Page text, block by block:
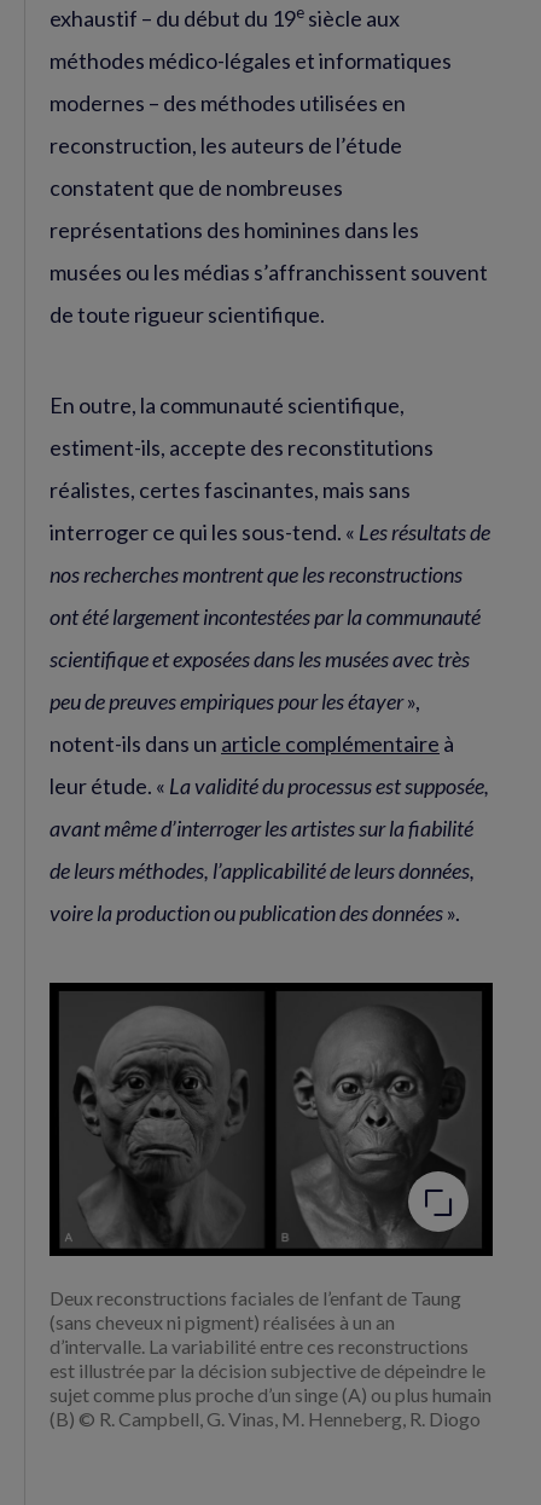
exhaustif – du début du 19e siècle aux
méthodes médico-légales et informatiques
modernes – des méthodes utilisées en
reconstruction, les auteurs de l’étude
constatent que de nombreuses
représentations des hominines dans les
musées ou les médias s’affranchissent souvent
de toute rigueur scientifique.
En outre, la communauté scientifique,
estiment-ils, accepte des reconstitutions
réalistes, certes fascinantes, mais sans
interroger ce qui les sous-tend. « Les résultats de
nos recherches montrent que les reconstructions
ont été largement incontestées par la communauté
scientifique et exposées dans les musées avec très
peu de preuves empiriques pour les étayer»,
notent-ils dans un article complémentaire à
leur étude. « La validité du processus est supposée,
avant même d’interroger les artistes sur la fiabilité
de leurs méthodes, l’applicabilité de leurs données,
voire la production ou publication des données».
Agrandir
l'image
Deux reconstructions faciales de l’enfant de Taung
(sans cheveux ni pigment) réalisées à un an
d’intervalle. La variabilité entre ces reconstructions
est illustrée par la décision subjective de dépeindre le
sujet comme plus proche d’un singe (A) ou plus humain
(B) © R. Campbell, G. Vinas, M. Henneberg, R. Diogo